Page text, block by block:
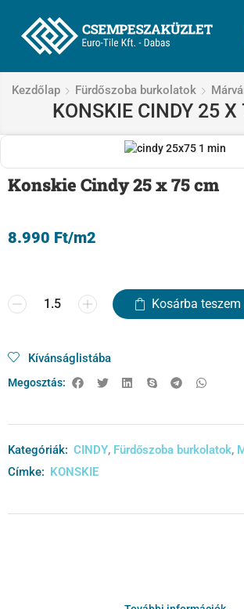
Kezdőlap Fürdőszoba burkolatok
KONSKIE CINDY 25 X
Konskie Cindy 25 x 75 cm
8.990 Ft/m2
Kosárba teszem
Kívánságlistába
Megosztás:
Kategóriák: CINDY, Fürdőszoba burkolatok,
Címke: KONSKIE